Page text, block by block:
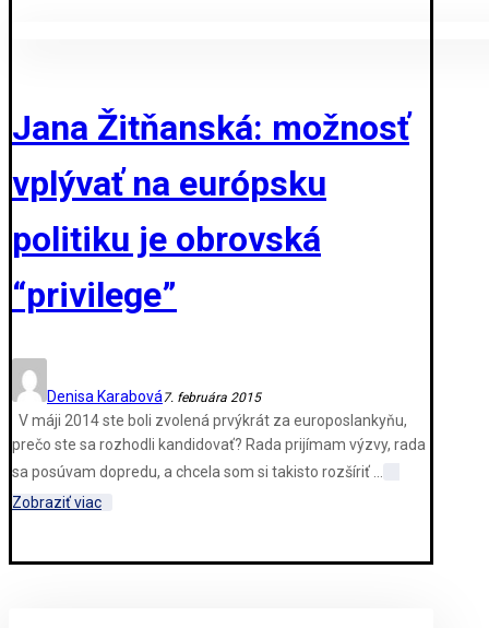
Jana Žitňanská: možnosť
vplývať na európsku
politiku je obrovská
“privilege”
Denisa Karabová 7. februára 2015
V máji 2014 ste boli zvolená prvýkrát za europoslankyňu,
prečo ste sa rozhodli kandidovať? Rada prijímam výzvy, rada
sa posúvam dopredu, a chcela som si takisto rozšíriť ...
Zobraziť viac